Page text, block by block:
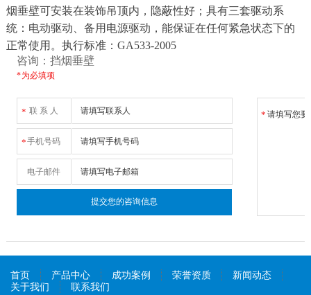
烟垂壁可安装在装饰吊顶内，隐蔽性好；具有三套驱动系
统：电动驱动、备用电源驱动，能保证在任何紧急状态下的
正常使用。执行标准：GA533-2005
咨询：挡烟垂壁
* 为必填项
*
* 联 系 人
*手机号码
电子邮件
首页 产品中心 成功案例 荣誉资质
新闻动态
关于我们
联系我们